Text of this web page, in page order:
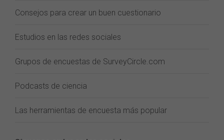
Consejos para crear un buen cuestionario
Estudios en las redes sociales
Grupos de encuestas de SurveyCircle.com
Podcasts de ciencia
Las herramientas de encuesta más popular